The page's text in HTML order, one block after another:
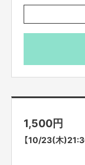
※こちらのリタ
ます。
※出演者は変更
さい。変更に
1,500円
【10/23(木